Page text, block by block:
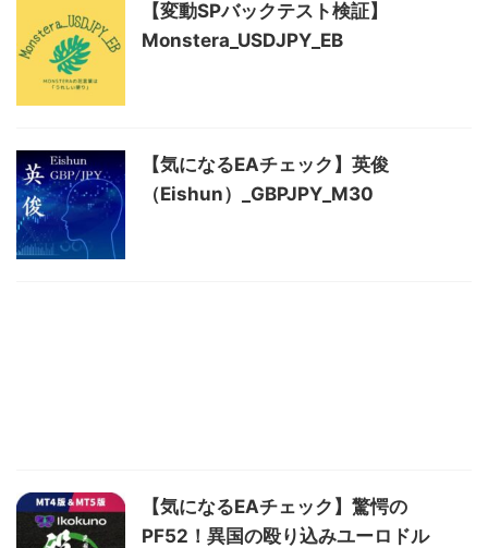
【変動SPバックテスト検証】
Monstera_USDJPY_EB
【気になるEAチェック】英俊
（Eishun）_GBPJPY_M30
【気になるEAチェック】驚愕の
PF52！異国の殴り込みユーロドル